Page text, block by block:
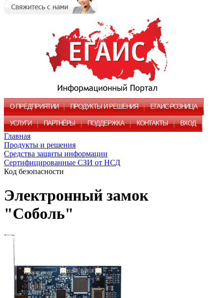
О ПРЕДПРИЯТИИ ПРОДУКТЫ И РЕШЕНИЯ ЕГАИС-РОЗНИЦА
УСЛУГИ ПАРТНЁРЫ ПОДДЕРЖКА КОНТАКТЫ ВХОД
Главная
Продукты и решения
Средства защиты информации
Сертифицированные СЗИ от НСД
Код безопасности
Электронный замок
"Соболь"